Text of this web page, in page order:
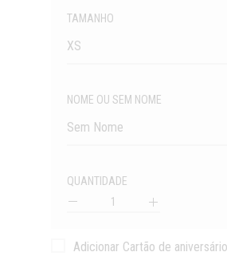
TAMANHO
XS
NOME OU SEM NOME
Sem Nome
QUANTIDADE
Adicionar Cartão de